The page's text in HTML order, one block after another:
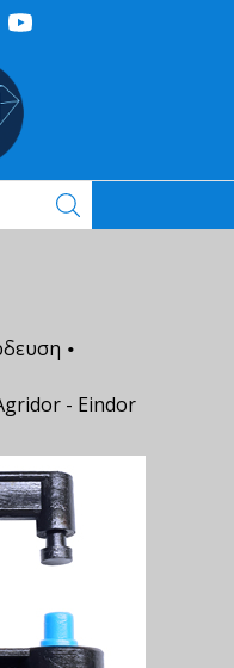
•
- Eindor